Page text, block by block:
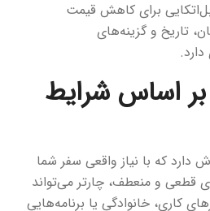
برای کاهش قیمت
تاریخ و گزینه‌های
بر اساس شرایط
دارد که با نیاز واقعی سفر شما
قطعی و منعطف، چارتر می‌تواند
کاری، خانوادگی یا برنامه‌هایی